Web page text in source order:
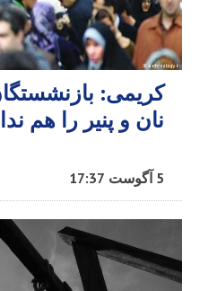
کریمی:
نان و پنیر را هم
5 آگوست 17:37